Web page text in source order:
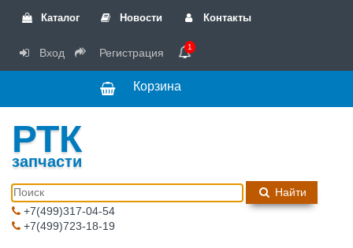
Каталог Новости Контакты
Вход Регистрация 1
Корзина
РТК
запчасти
Найти
+7(499)317-04-54
+7(499)723-18-19